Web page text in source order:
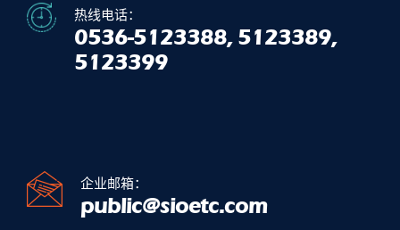
热线电话：
0536-5123388, 5123389,
5123399
企业邮箱：
public@sioetc.com